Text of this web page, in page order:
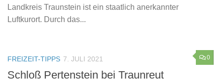
Landkreis Traunstein ist ein staatlich anerkannter
Luftkurort. Durch das...
0
FREIZEIT-TIPPS 7. JULI 2021
Schloß Pertenstein bei Traunreut